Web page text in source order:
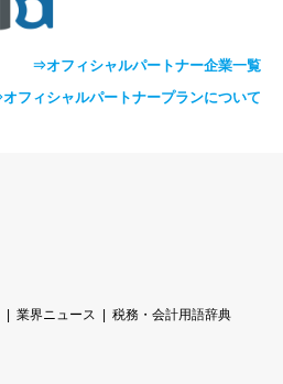
⇒オフィシャルパートナー企業一覧
フィシャルパートナープランについて
業界ニュース
税務・会計用語辞典